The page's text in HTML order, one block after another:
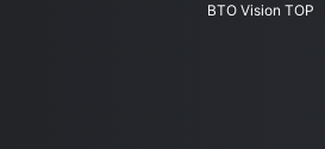
BTO Vision TOP